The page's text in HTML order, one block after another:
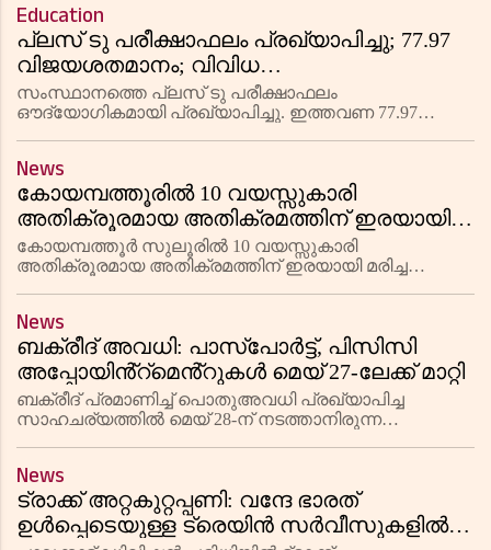
ദൃശ്യങ്ങൾ പകർ
Education
പ്ലസ് ടു പരീക്ഷാഫലം പ്രഖ്യാപിച്ചു; 77.97
വിജയശതമാനം; വിവിധ
വെബ്സൈറ്റുകളിലൂടെ ഫലമറിയാം
സംസ്ഥാനത്തെ പ്ലസ് ടു പരീക്ഷാഫലം
ഔദ്യോഗികമായി പ്രഖ്യാപിച്ചു. ഇത്തവണ 77.97
നേരിയ വർധനവുണ്ടായിട്ടുണ്ട്. വിദ്യാഭ്യാസ മന്ത്രി
News
കോയമ്പത്തൂരിൽ 10 വയസ്സുകാരി
അതിക്രൂരമായ അതിക്രമത്തിന് ഇരയായി
മരിച്ച കേസ്; വാർത്താസമ്മേളനത്തിൽ
ചിരിച്ചുല്ലസിച്ച മുതിർന്ന പൊലീസ്
ഉദ്യോഗസ്ഥർക്കെതിരെ വൻ ജനരോഷം
കോയമ്പത്തൂർ സുലൂരിൽ 10 വയസ്സുകാരി
അതിക്രൂരമായ അതിക്രമത്തിന് ഇരയായി മരിച്ച
പൊലീസ് ഉദ്യോഗസ്ഥർ ചിരിച്ചുല്ലസിച്ച് സംസാരിച്
News
ബക്രീദ് അവധി: പാസ്‌പോർട്ട്, പിസിസി
അപ്പോയിൻ്റ്മെൻ്റുകൾ മെയ് 27-ലേക്ക് മാറ്റി
ബക്രീദ് പ്രമാണിച്ച് പൊതുഅവധി പ്രഖ്യാപിച്ച
സാഹചര്യത്തിൽ മെയ് 28-ന് നടത്താനിരുന്ന
മാറ്റിയതായി അധികൃതർ അറിയിച്ചു
News
ട്രാക്ക് അറ്റകുറ്റപ്പണി: വന്ദേ ഭാരത്
ഉൾപ്പെടെയുള്ള ട്രെയിൻ സർവീസുകളിൽ